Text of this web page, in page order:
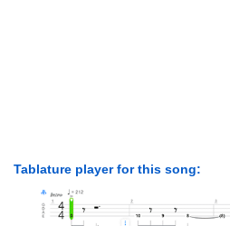
Tablature player for this song: